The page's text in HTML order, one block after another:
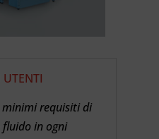
minimi requisiti di
in ogni